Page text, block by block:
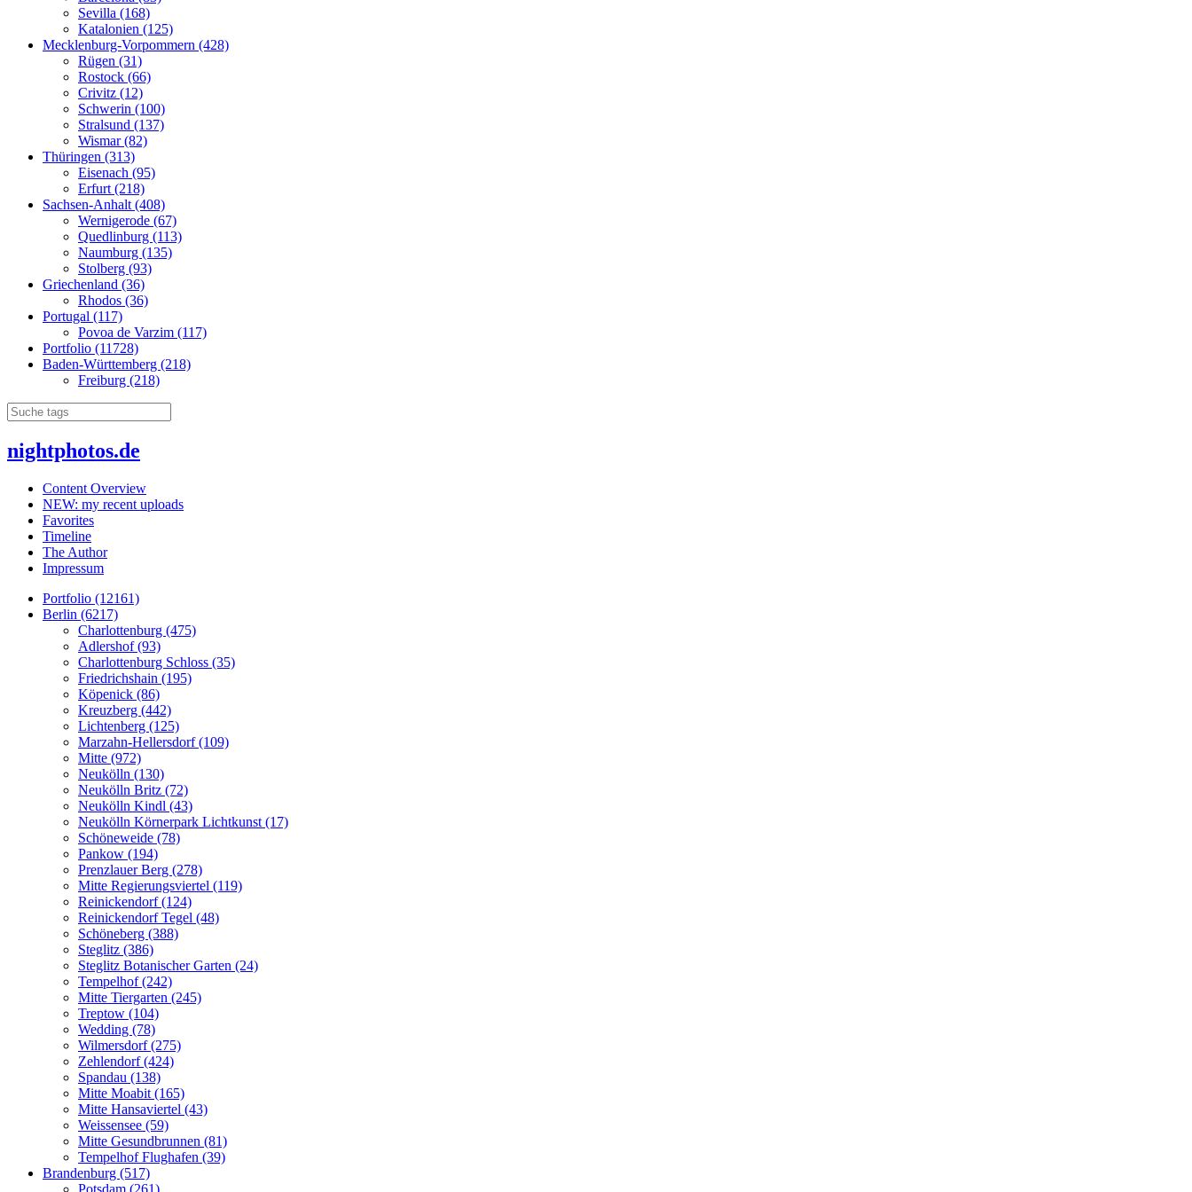
Sevilla (168)
Katalonien (125)
Mecklenburg-Vorpommern (428)
Rügen (31)
Rostock (66)
Crivitz (12)
Schwerin (100)
Stralsund (137)
Wismar (82)
Thüringen (313)
Eisenach (95)
Erfurt (218)
Sachsen-Anhalt (408)
Wernigerode (67)
Quedlinburg (113)
Naumburg (135)
Stolberg (93)
Griechenland (36)
Rhodos (36)
Portugal (117)
Povoa de Varzim (117)
Portfolio (11728)
Baden-Württemberg (218)
Freiburg (218)
nightphotos.de
Content Overview
NEW: my recent uploads
Favorites
Timeline
The Author
Impressum
Portfolio (12161)
Berlin (6217)
Charlottenburg (475)
Adlershof (93)
Charlottenburg Schloss (35)
Friedrichshain (195)
Köpenick (86)
Kreuzberg (442)
Lichtenberg (125)
Marzahn-Hellersdorf (109)
Mitte (972)
Neukölln (130)
Neukölln Britz (72)
Neukölln Kindl (43)
Neukölln Körnerpark Lichtkunst (17)
Schöneweide (78)
Pankow (194)
Prenzlauer Berg (278)
Mitte Regierungsviertel (119)
Reinickendorf (124)
Reinickendorf Tegel (48)
Schöneberg (388)
Steglitz (386)
Steglitz Botanischer Garten (24)
Tempelhof (242)
Mitte Tiergarten (245)
Treptow (104)
Wedding (78)
Wilmersdorf (275)
Zehlendorf (424)
Spandau (138)
Mitte Moabit (165)
Mitte Hansaviertel (43)
Weissensee (59)
Mitte Gesundbrunnen (81)
Tempelhof Flughafen (39)
Brandenburg (517)
Potsdam (261)